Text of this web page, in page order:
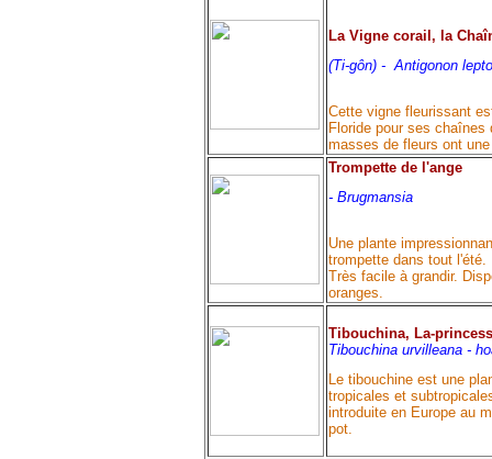
La Vigne corail, la
(Ti-gôn) -Antigonon
Cette vigne fleurissant
Floride pour ses
masses de fleurs ont
Trompette de l'ange
- Brugmansia
Une plante
trompette dans tout
Très facile à grandir.
oranges.
Tibouchina, La-
Tibouchina urvilleana -
Le tibouchine est une
tropicales et
introduite en Europe au
pot.